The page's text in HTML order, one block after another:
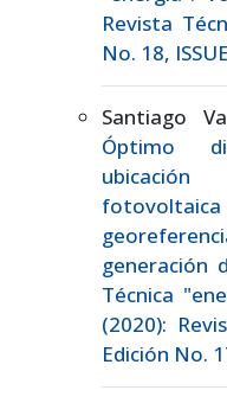
Revista
No. 18,
Santiago
Óptimo
generación
Técnica
(2020):
Edición No.